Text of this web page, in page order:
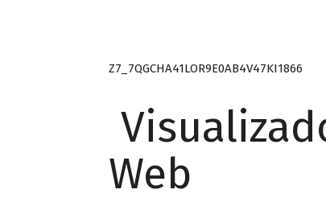
Z7_7QGCHA41LOR9E0AB4V47KI1866
Web